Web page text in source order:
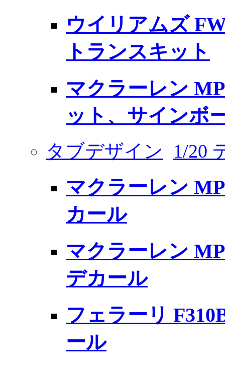
ウイリアムズ
トランスキット
マクラーレン
ット、サインボ
タブデザイン 1/20
マクラーレン
カール
マクラーレン
デカール
フェラーリ
ール